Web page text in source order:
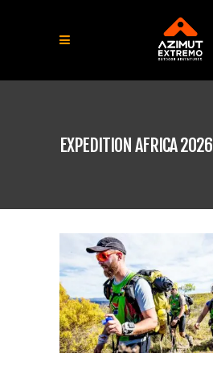
EXPEDITION AFRICA 2026